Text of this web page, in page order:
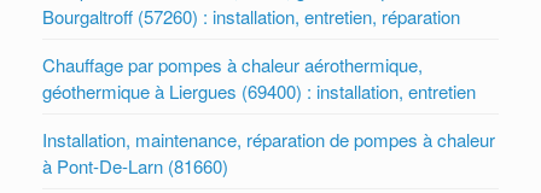
Bourgaltroff (57260) : installation, entretien, réparation
Chauffage par pompes à chaleur aérothermique,
géothermique à Liergues (69400) : installation, entretien
Installation, maintenance, réparation de pompes à chaleur
à Pont-De-Larn (81660)